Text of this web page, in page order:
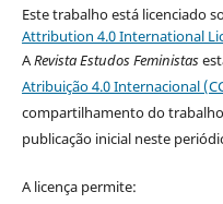
Este trabalho está licenciado
Attribution 4.0 International
ARevista Estudos Feministas
Atribuição 4.0 Internacional
compartilhamento do
publicação inicial neste
A licença permite: